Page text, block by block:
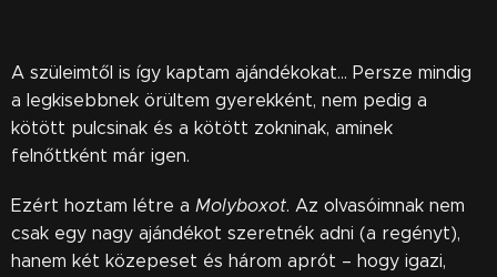
A szüleimtől is így kaptam ajándékokat… Persze mindig
a legkisebbnek örültem gyerekként, nem pedig a
kötött pulcsinak és a kötött zokninak, aminek
felnőttként már igen.
Ezért hoztam létre a Molyboxot. Az olvasóimnak nem
csak egy nagy ajándékot szeretnék adni (a regényt),
hanem két közepeset és három aprót – hogy igazi,